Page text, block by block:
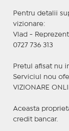
Pentru detalii
vizionare:
Vlad -
0727 736 313
Pretul afisat nu
Serviciul nou
VIZIONARE
Aceasta
credit bancar.